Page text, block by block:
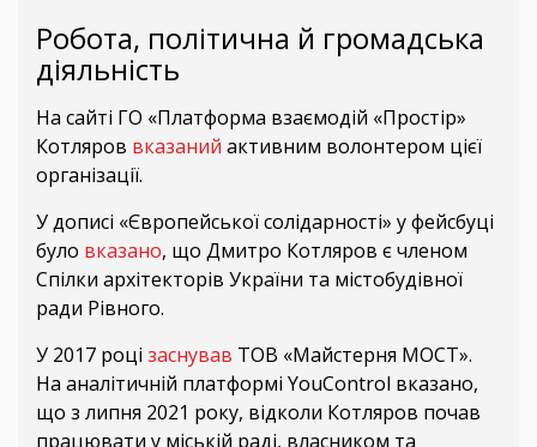
Робота, політична й громадська
діяльність
На сайті ГО «Платформа взаємодій «Простір»
Котляров вказаний активним волонтером цієї
організації.
У дописі «Європейської солідарності» у фейсбуці
було вказано, що Дмитро Котляров є членом
Спілки архітекторів України та містобудівної
ради Рівного.
У 2017 році заснував ТОВ «Майстерня МОСТ».
На аналітичній платформі YouControl вказано,
що з липня 2021 року, відколи Котляров почав
працювати у міській раді, власником та